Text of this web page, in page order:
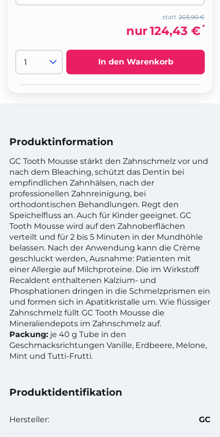
203,90 €
statt
nur124,43 € *
In den Warenkorb
Produktinformation
GC Tooth Mousse stärkt den Zahnschmelz vor und
nach dem Bleaching, schützt das Dentin bei
empfindlichen Zahnhälsen, nach der
professionellen Zahnreinigung, bei
orthodontischen Behandlungen. Regt den
Speichelfluss an. Auch für Kinder geeignet. GC
Tooth Mousse wird auf den Zahnoberflächen
verteilt und für 2 bis 5 Minuten in der Mundhöhle
belassen. Nach der Anwendung kann die Crème
geschluckt werden, Ausnahme: Patienten mit
einer Allergie auf Milchproteine. Die im Wirkstoff
Recaldent enthaltenen Kalzium- und
Phosphationen dringen in die Schmelzprismen ein
und formen sich in Apatitkristalle um. Wie flüssiger
Zahnschmelz füllt GC Tooth Mousse die
Mineraliendepots im Zahnschmelz auf.
Packung: je 40 g Tube in den
Geschmacksrichtungen Vanille, Erdbeere, Melone,
Mint und Tutti-Frutti.
Produktidentifikation
Hersteller: GC